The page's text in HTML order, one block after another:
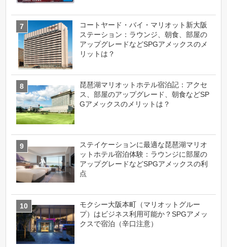
コートヤード・バイ・マリオット新大阪
ステーション：ラウンジ、朝食、部屋の
アップグレードなどSPGアメックスのメ
リットは？
琵琶湖マリオットホテル宿泊記：アクセ
ス、部屋のアップグレード、朝食などSP
Gアメックスのメリットは？
ステイケーションに最適な琵琶湖マリオ
ットホテル宿泊体験：ラウンジに部屋の
アップグレードなどSPGアメックスの利
点
モクシー大阪本町（マリオットグルー
プ）はビジネス利用可能か？SPGアメッ
クスで宿泊（辛口注意）